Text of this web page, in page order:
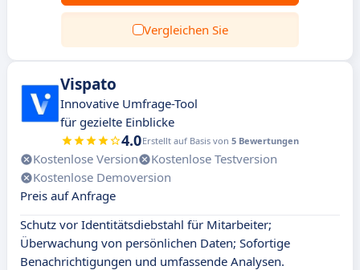
Vergleichen Sie
Vispato
Innovative Umfrage-Tool
für gezielte Einblicke
4.0Erstellt auf Basis von 5 Bewertungen
Kostenlose Version
Kostenlose Testversion
Kostenlose Demoversion
Preis auf Anfrage
Schutz vor Identitätsdiebstahl für Mitarbeiter;
Überwachung von persönlichen Daten; Sofortige
Benachrichtigungen und umfassende Analysen.